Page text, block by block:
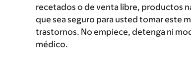
recetados o de venta libre, productos
que sea seguro para usted tomar este
trastornos. No empiece, detenga ni
médico.